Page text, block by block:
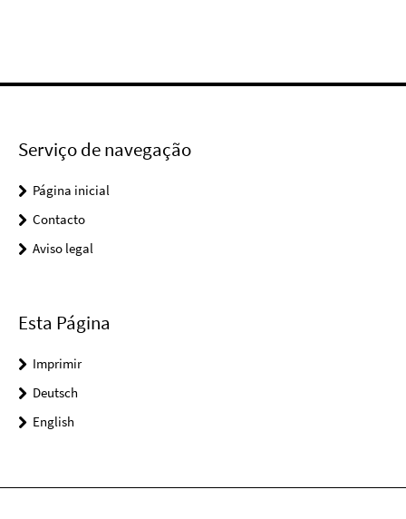
Serviço de navegação
Página inicial
Contacto
Aviso legal
Esta Página
Imprimir
Deutsch
English